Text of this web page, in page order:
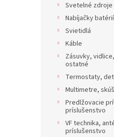
Svetelné zdroje
Nabíjačky
Svietidlá
Káble
Zásuvky,
ostatné
Termostaty,
Multimetre,
Predlžovacie
príslušenstvo
VF technika,
príslušenstvo